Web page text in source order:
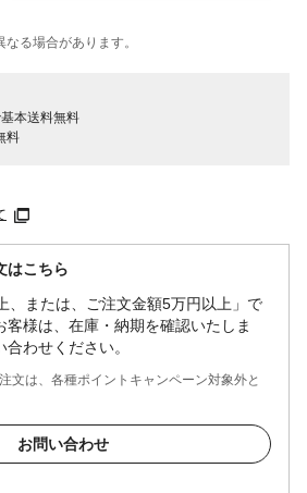
る​場合が​あります。
本送料無料
料
はこちら
、または、ご注文金額5万円以上」で
客様は、在庫・納期を確認いたしま
わせください。
文は、各種ポイントキャンペーン対象外と
お問い合わせ